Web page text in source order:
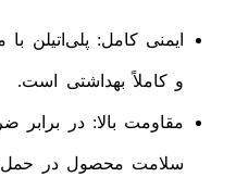
ایمنی کامل: پلی‌اتیلن
و کاملاً بهداشتی است.
مقاومت بالا: در برابر
سلامت محصول در